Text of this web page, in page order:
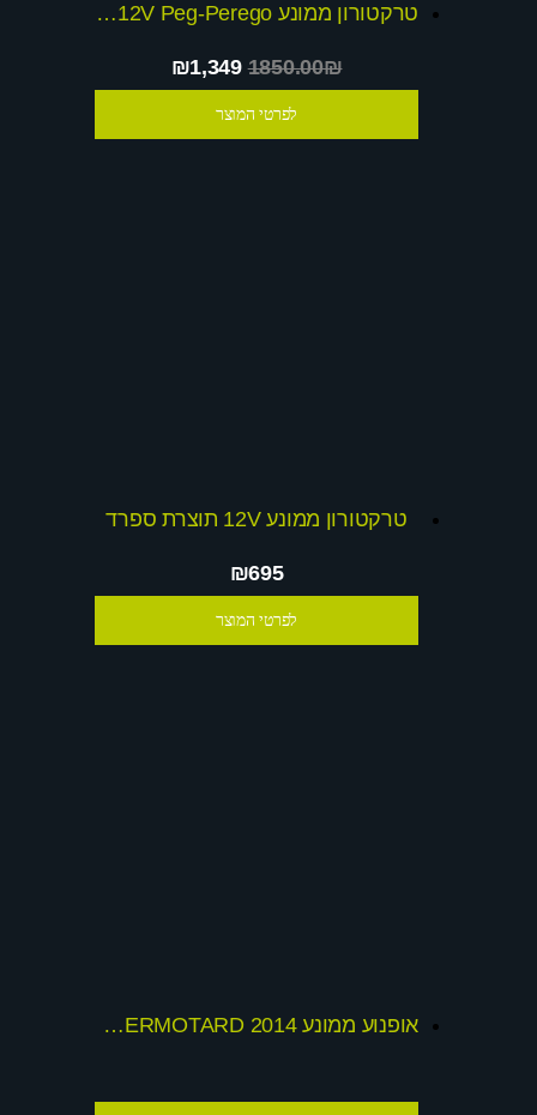
טרקטורון ממונע 12V Peg-Perego דגם72020
₪1,3491850.00₪
לפרטי המוצר
טרקטורון ממונע 12V תוצרת ספרד
₪695
לפרטי המוצר
אופנוע ממונע 2014 24v DUCATI HYPERMOTARD